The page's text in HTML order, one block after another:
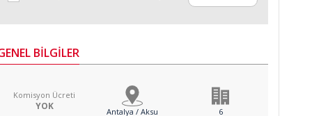
BİLGİLER
Komisyon Ücreti
YOK Antalya / Aksu 6